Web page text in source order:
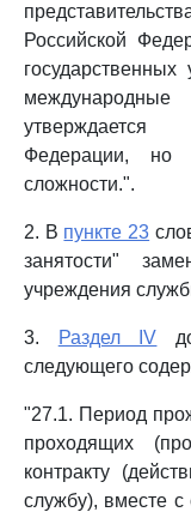
Российской
международные
утверждается
Федерации,
сложности.".
2. В пункте 23
занятости"
учреждения
3. Раздел IV
следующего
"27.1. Период
проходящих
контракту
службу), вместе с